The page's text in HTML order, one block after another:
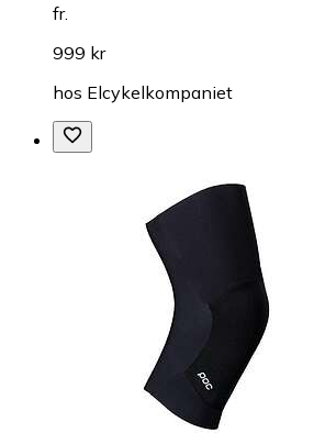
fr.
999 kr
hos Elcykelkompaniet